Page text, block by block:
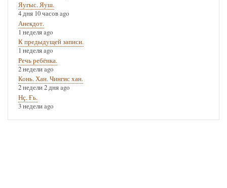
Яугыс. Яуш.
4 дня 10 часов ago
Анекдот.
1 неделя ago
К предыдущей записи.
1 неделя ago
Речь ребёнка.
2 недели ago
Конь. Хан. Чингис хан.
2 недели 2 дня ago
Нҫ. Ғь.
3 недели ago